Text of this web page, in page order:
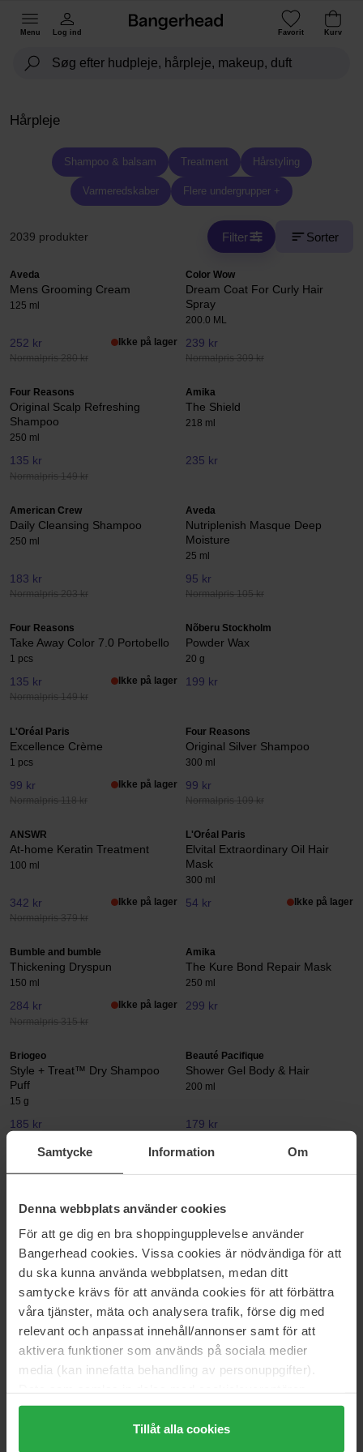
Samtycke Information Om
Denna webbplats använder cookies
För att ge dig en bra shoppingupplevelse använder
Bangerhead cookies. Vissa cookies är nödvändiga för att
du ska kunna använda webbplatsen, medan ditt
samtycke krävs för att använda cookies för att förbättra
våra tjänster, mäta och analysera trafik, förse dig med
relevant och anpassat innehåll/annonser samt för att
aktivera funktioner som används på sociala medier
media (kan innefatta behandling av personuppgifter).
Genom att trycka på "Tillåt alla cookies" accepterar du
alla cookies, medan du under "Detaljer" kan anpassa
användningen av cookies. Du kan när som helst återkalla
Tillåt alla cookies
Menu Log ind Favorit Kurv
Hårpleje
Shampoo & balsam Treatment Hårstyling
Varmeredskaber Flere undergrupper +
2039 produkter Filter Sorter
Aveda
Mens Grooming Cream
125 ml
252 kr
Normalpris 280 kr
Ikke på lager
Color Wow
Dream Coat For Curly Hair
Spray
200.0 ML
239 kr
Normalpris 309 kr
Four Reasons
Original Scalp Refreshing
Shampoo
250 ml
135 kr
Normalpris 149 kr
Amika
The Shield
218 ml
235 kr
American Crew
Daily Cleansing Shampoo
250 ml
183 kr
Normalpris 203 kr
Aveda
Nutriplenish Masque Deep
Moisture
25 ml
95 kr
Normalpris 105 kr
Four Reasons
Take Away Color 7.0 Portobello
1 pcs
135 kr
Normalpris 149 kr
Ikke på lager
Nõberu Stockholm
Powder Wax
20 g
199 kr
L'Oréal Paris
Excellence Crème
1 pcs
99 kr
Normalpris 118 kr
Ikke på lager
Four Reasons
Original Silver Shampoo
300 ml
99 kr
Normalpris 109 kr
ANSWR
At-home Keratin Treatment
100 ml
342 kr
Normalpris 379 kr
Ikke på lager
L'Oréal Paris
Elvital Extraordinary Oil Hair
Mask
300 ml
54 kr Ikke på lager
Bumble and bumble
Thickening Dryspun
150 ml
284 kr
Normalpris 315 kr
Ikke på lager
Amika
The Kure Bond Repair Mask
250 ml
299 kr
Briogeo
Style + Treat™ Dry Shampoo
Puff
15 g
185 kr
Beauté Pacifique
Shower Gel Body & Hair
200 ml
179 kr
BaByliss
1 pcs
504 kr
Normalpris 628 kr
Amika
Dry Shampoo
129 kr
Briogeo
Style + Treat™ Sleek Stick
185 kr
Normalpris 223 kr
Denman
D3 The Original Styler 7 Row
Black
1 pcs
135 kr
Normalpris 149 kr
Olaplex IDUN Minerals
Volume Shampoo